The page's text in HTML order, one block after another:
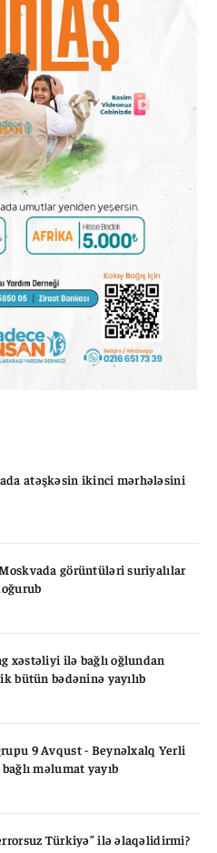
atəşkəsin ikinci mərhələsini
görüntüləri suriyalılar
xəstəliyi ilə bağlı oğlundan
bütün bədəninə yayılıb
9 Avqust - Beynəlxalq Yerli
məlumat yayıb
Türkiyə” ilə əlaqəlidirmi?